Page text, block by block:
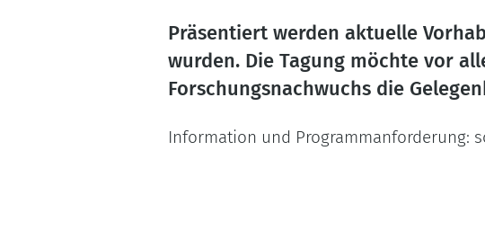
Präsentiert werden aktuelle
wurden. Die Tagung möchte vor
Forschungsnachwuchs die
Information und Programmanforderung: